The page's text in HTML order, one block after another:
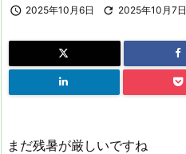
 2025年10月6日  2025年10月7日
まだ残暑が厳しいですね